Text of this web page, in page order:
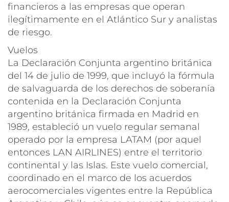
financieros a las empresas que operan
ilegítimamente en el Atlántico Sur y analistas
de riesgo.
Vuelos
La Declaración Conjunta argentino británica
del 14 de julio de 1999, que incluyó la fórmula
de salvaguarda de los derechos de soberanía
contenida en la Declaración Conjunta
argentino británica firmada en Madrid en
1989, estableció un vuelo regular semanal
operado por la empresa LATAM (por aquel
entonces LAN AIRLINES) entre el territorio
continental y las Islas. Este vuelo comercial,
coordinado en el marco de los acuerdos
aerocomerciales vigentes entre la República